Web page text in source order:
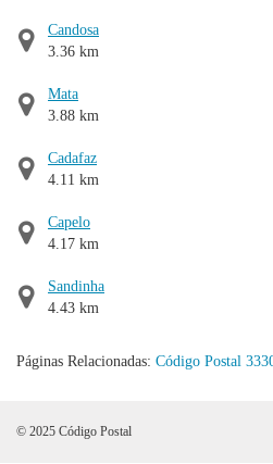
Candosa
3.36 km
Mata
3.88 km
Cadafaz
4.11 km
Capelo
4.17 km
Sandinha
4.43 km
Páginas Relacionadas: Código Postal
© 2025 Código Postal